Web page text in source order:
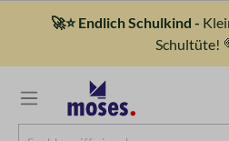
🚀⭐ Endlich Schulkind -
Schultüte!